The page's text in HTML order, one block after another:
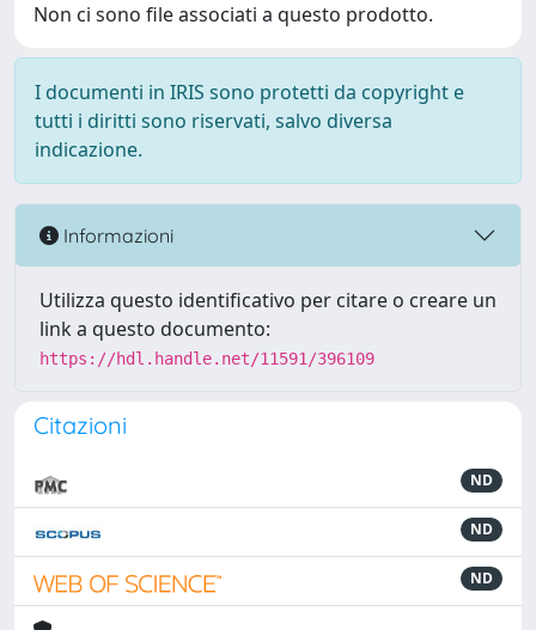
Non ci sono file associati a questo prodotto.
I documenti in IRIS sono protetti da copyright e
tutti i diritti sono riservati, salvo diversa
indicazione.
Informazioni
Utilizza questo identificativo per citare o creare un
link a questo documento:
https://hdl.handle.net/11591/396109
Citazioni
ND
ND
ND